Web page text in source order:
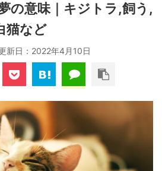
の意味｜キジトラ,飼う,
猫など
新日： 2022年4月10日